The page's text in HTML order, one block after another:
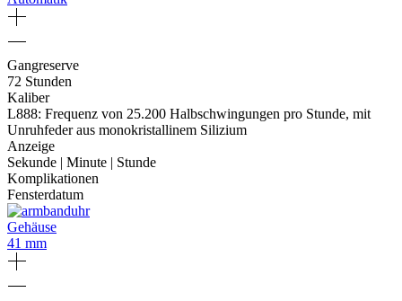
Gangreserve
72 Stunden
Kaliber
L888: Frequenz von 25.200 Halbschwingungen pro Stunde, mit
Unruhfeder aus monokristallinem Silizium
Anzeige
Sekunde | Minute | Stunde
Komplikationen
Fensterdatum
Gehäuse
41 mm